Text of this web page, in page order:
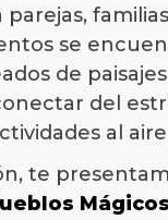
se
de
del
al
te
Mágicos